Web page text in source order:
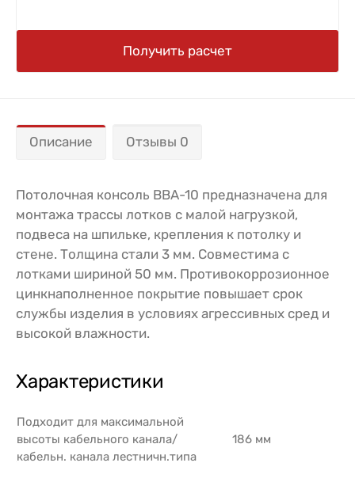
Получить расчет
Описание Отзывы 0
Потолочная консоль BBA-10 предназначена для
монтажа трассы лотков с малой нагрузкой,
подвеса на шпильке, крепления к потолку и
стене. Толщина стали 3 мм. Совместима с
лотками шириной 50 мм. Противокоррозионное
цинкнаполненное покрытие повышает срок
службы изделия в условиях агрессивных сред и
высокой влажности.
Характеристики
Подходит для максимальной
высоты кабельного канала/
кабельн. канала лестничн.типа
186 мм